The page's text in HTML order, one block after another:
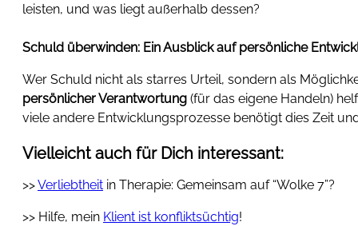
leisten, und was liegt außerhalb dessen?
Schuld überwinden: Ein Ausblick auf persönliche
Wer Schuld nicht als starres Urteil, sondern als
persönlicher Verantwortung (für das eigene Handeln)
viele andere Entwicklungsprozesse benötigt dies Zeit
Vielleicht auch für Dich interessant:
>>Verliebtheit in Therapie: Gemeinsam auf “Wolke 7”?
>> Hilfe, mein Klient ist konfliktsüchtig!